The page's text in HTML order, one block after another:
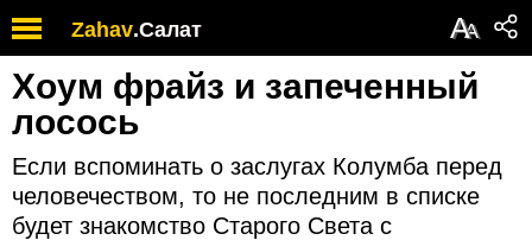
Zahav.Салат АА
Хоум фрайз и запеченный
лосось
Если вспоминать о заслугах Колумба перед
человечеством, то не последним в списке
будет знакомство Старого Света с